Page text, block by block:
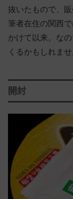
抜いたもので、
筆者在住の関西
かけて以来。な
くるかもしれませ
開封